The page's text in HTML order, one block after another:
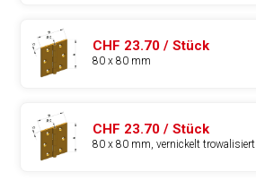
CHF 23.70 / Stück
80 x 80 mm
CHF 23.70 / Stück
80 x 80 mm, vernickelt trowalisiert